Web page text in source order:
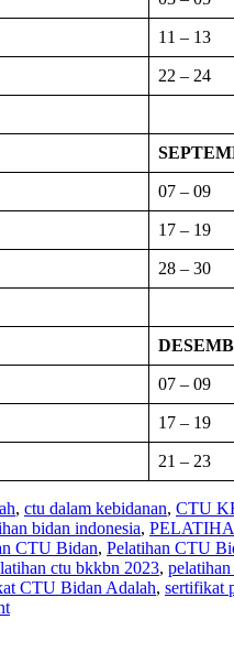
11 – 13
22 – 24
07 – 09
17 – 19
28 – 30
07 – 09
17 – 19
21 – 23
, ctu dalam kebidanan, CTU
bidan indonesia,
CTU Bidan, Pelatihan CTU
ctu bkkbn 2023,
CTU Bidan Adalah, sertifikat